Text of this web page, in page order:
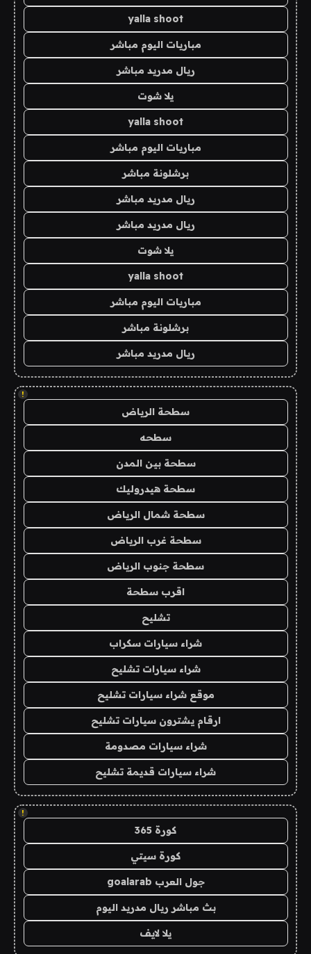
yalla shoot
مباريات اليوم مباشر
ريال مدريد مباشر
يلا شوت
yalla shoot
مباريات اليوم مباشر
برشلونة مباشر
ريال مدريد مباشر
ريال مدريد مباشر
يلا شوت
yalla shoot
مباريات اليوم مباشر
برشلونة مباشر
ريال مدريد مباشر
!
سطحة الرياض
سطحه
سطحة بين المدن
سطحة هيدروليك
سطحة شمال الرياض
سطحة غرب الرياض
سطحة جنوب الرياض
اقرب سطحة
تشليح
شراء سيارات سكراب
شراء سيارات تشليح
موقع شراء سيارات تشليح
ارقام يشترون سيارات تشليح
شراء سيارات مصدومة
شراء سيارات قديمة تشليح
!
كورة 365
كورة سيتي
جول العرب goalarab
بث مباشر ريال مدريد اليوم
يلا لايف